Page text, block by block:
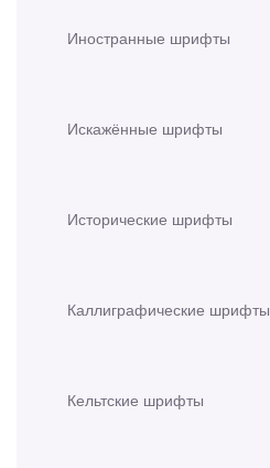
Иностранные шрифты
Искажённые шрифты
Исторические шрифты
Каллиграфические шрифты
Кельтские шрифты